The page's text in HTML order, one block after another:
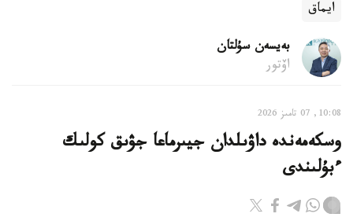
ايماق
بەيسەن سۇلتان
اۆتور
10:08, 07 تامىز 2026
وسكەمەندە داۋىلدان جيىرماعا جۋىق كولىك
ءبۇلىندى